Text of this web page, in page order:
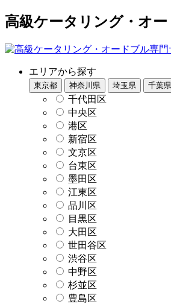
高級ケータリング・オ
エリアから探す
東京都 神奈川県 埼玉県 千葉県
千代田区
中央区
港区
新宿区
文京区
台東区
墨田区
江東区
品川区
目黒区
大田区
世田谷区
渋谷区
中野区
杉並区
豊島区